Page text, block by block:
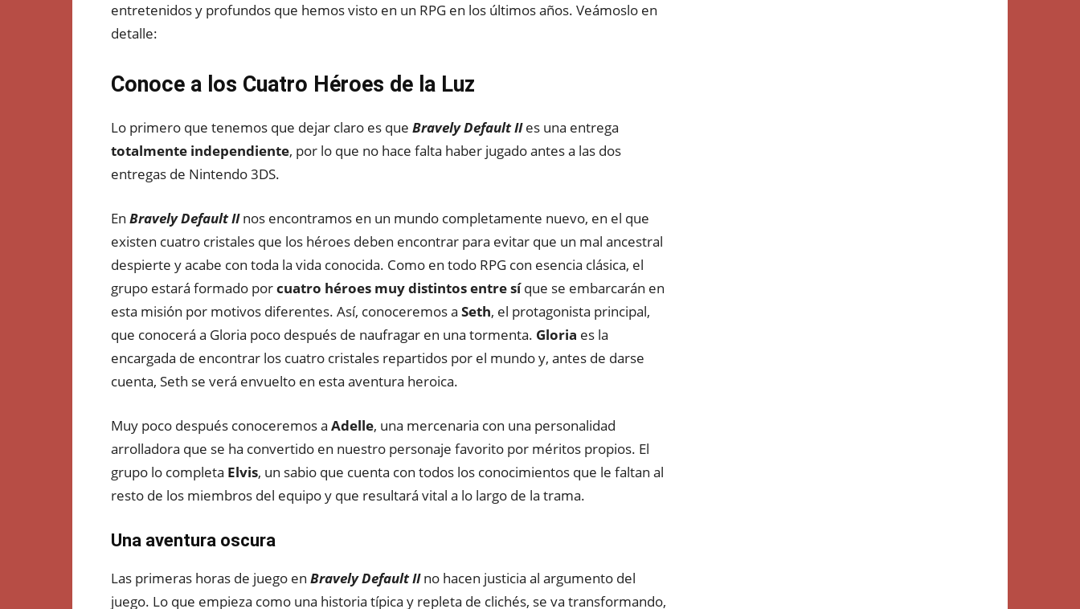
entretenidos y profundos que hemos visto en un RPG en los últimos años. Veámoslo en
detalle:
Conoce a los Cuatro Héroes de la Luz
Lo primero que tenemos que dejar claro es que Bravely Default II es una entrega
totalmente independiente, por lo que no hace falta haber jugado antes a las dos
entregas de Nintendo 3DS.
En Bravely Default IInos encontramos en un mundo completamente nuevo, en el que
existen cuatro cristales que los héroes deben encontrar para evitar que un mal ancestral
despierte y acabe con toda la vida conocida. Como en todo RPG con esencia clásica, el
grupo estará formado porcuatro héroes muy distintos entre síque se embarcarán en
esta misión por motivos diferentes. Así, conoceremos a Seth, el protagonista principal,
que conocerá a Gloria poco después de naufragar en una tormenta. Gloria es la
encargada de encontrar los cuatro cristales repartidos por el mundo y, antes de darse
cuenta, Seth se verá envuelto en esta aventura heroica.
Muy poco después conoceremos a Adelle, una mercenaria con una personalidad
arrolladora que se ha convertido en nuestro personaje favorito por méritos propios. El
grupo lo completa Elvis, un sabio que cuenta con todos los conocimientos que le faltan al
resto de los miembros del equipo y que resultará vital a lo largo de la trama.
Una aventura oscura
Las primeras horas de juego en Bravely Default IIno hacen justicia al argumento del
juego. Lo que empieza como una historia típica y repleta de clichés, se va transformando,